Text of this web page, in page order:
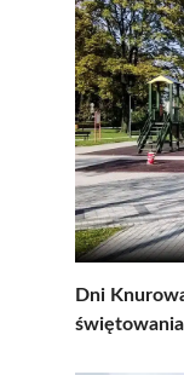
Dni
świętowania